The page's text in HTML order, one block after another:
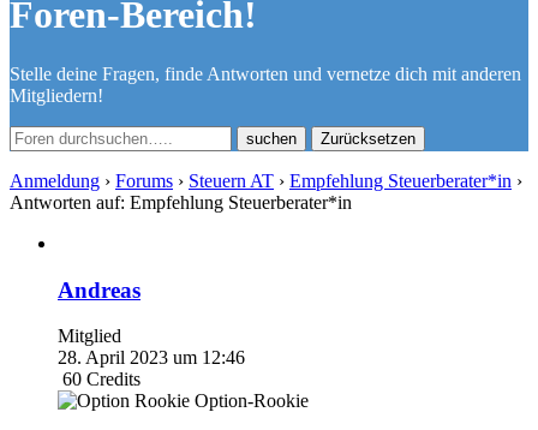
Foren-Bereich!
Stelle deine Fragen, finde Antworten und vernetze dich mit anderen
Mitgliedern!
Zurücksetzen
Anmeldung › Forums › Steuern AT › Empfehlung Steuerberater*in ›
Antworten auf: Empfehlung Steuerberater*in
Andreas
Mitglied
28. April 2023 um 12:46
60 Credits
Option-Rookie